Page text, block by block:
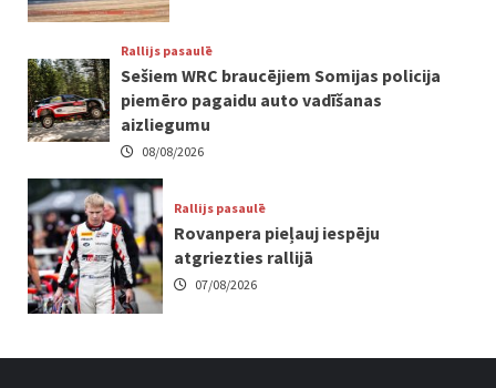
Rallijs pasaulē
Sešiem WRC braucējiem Somijas policija
piemēro pagaidu auto vadīšanas
aizliegumu
08/08/2026
Rallijs pasaulē
Rovanpera pieļauj iespēju
atgriezties rallijā
07/08/2026